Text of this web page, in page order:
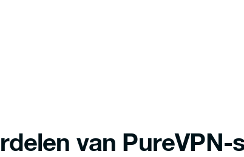
van PureVPN-